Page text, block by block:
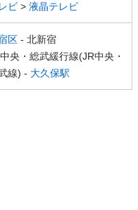
ビ > 液晶テレビ
区 - 北新宿
央・総武緩行線(JR中央・
線) - 大久保駅